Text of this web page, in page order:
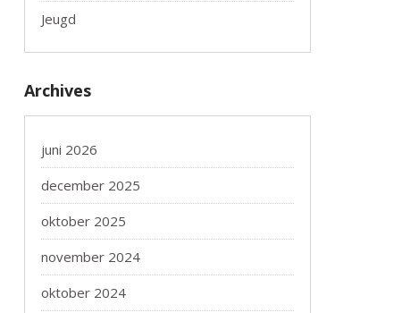
Jeugd
Archives
juni 2026
december 2025
oktober 2025
november 2024
oktober 2024